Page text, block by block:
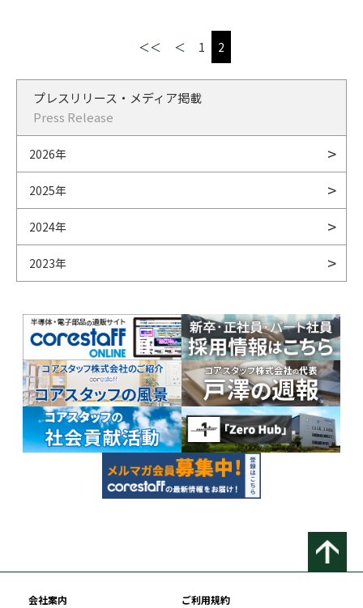
＜＜ ＜ 1 2
プレスリリース・メディア掲載
Press Release
2026年
2025年
2024年
2023年
会社案内
ご利用規約